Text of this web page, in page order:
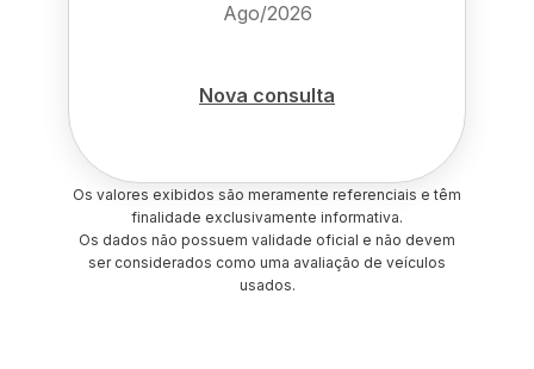
Ago/2026
Nova consulta
Os valores exibidos são meramente referenciais e têm
finalidade exclusivamente informativa.
Os dados não possuem validade oficial e não devem
ser considerados como uma avaliação de veículos
usados.